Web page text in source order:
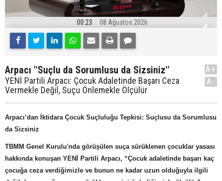
00:23 08 Ağustos 2026
Arpacı ''Suçlu da Sorumlusu da Sizsiniz''
YENİ Partili Arpacı: Çocuk Adaletinde Başarı Ceza
Vermekle Değil, Suçu Önlemekle Ölçülür
A+
A-
Arpacı’dan İktidara Çocuk Suçluluğu Tepkisi: Suçlusu da Sorumlusu
da Sizsiniz
TBMM Genel Kurulu'nda görüşülen suça sürüklenen çocuklar yasası
hakkında konuşan YENİ Partili Arpacı, “Çocuk adaletinde başarı kaç
çocuğa ceza verdiğimizle ve bunun ne kadar uzun olduğuyla ilgili